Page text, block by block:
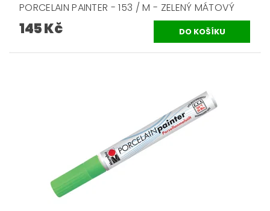
PORCELAIN PAINTER - 153 / M - ZELENÝ MÁTOVÝ
145 Kč